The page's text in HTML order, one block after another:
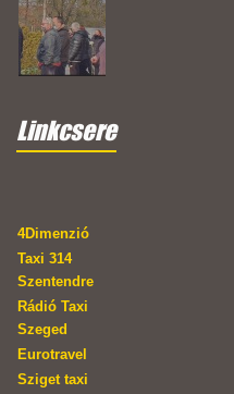
Linkcsere
4Dimenzió
Taxi 314
Szentendre
Rádió Taxi
Szeged
Eurotravel
Sziget taxi